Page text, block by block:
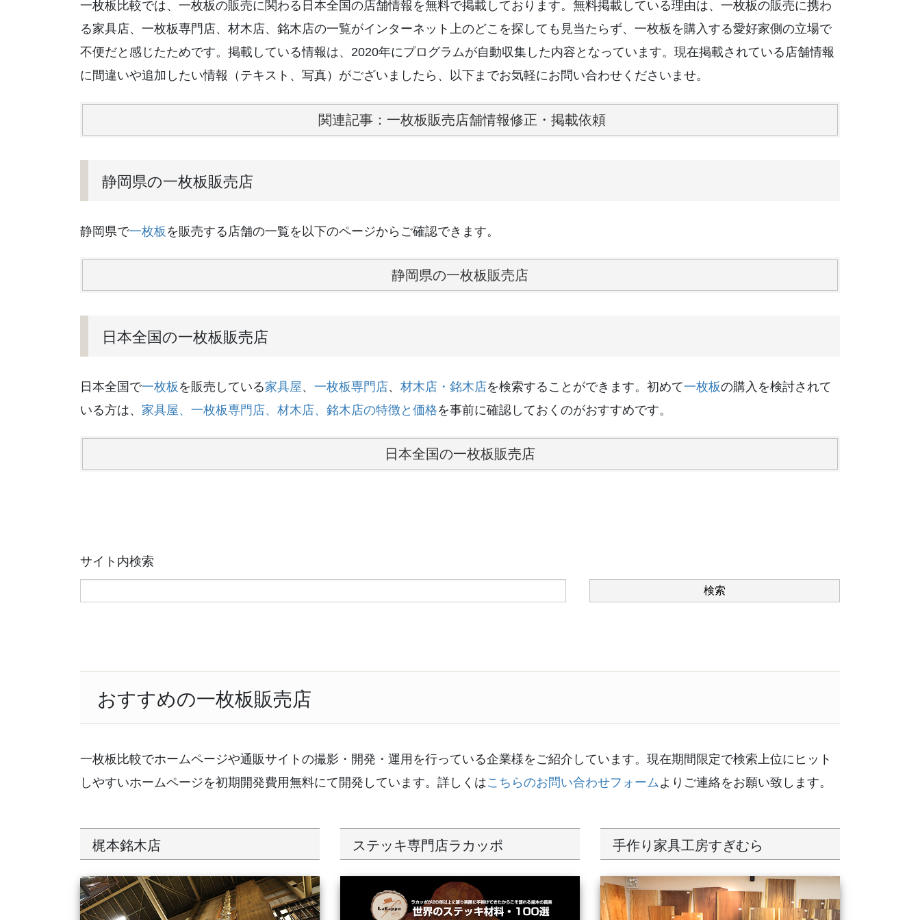
一枚板比較では、一枚板の販売に関わる日本全国の店舗情報を無料で掲載しております。無料掲載している理由は、一枚板の販売に携わ
る家具店、一枚板専門店、材木店、銘木店の一覧がインターネット上のどこを探しても見当たらず、一枚板を購入する愛好家側の立場で
不便だと感じたためです。掲載している情報は、2020年にプログラムが自動収集した内容となっています。現在掲載されている店舗情報
に間違いや追加したい情報（テキスト、写真）がございましたら、以下までお気軽にお問い合わせくださいませ。
関連記事：一枚板販売店舗情報修正・掲載依頼
静岡県の一枚板販売店
静岡県で一枚板 を販売する店舗の一覧を以下のページからご確認できます。
静岡県の一枚板販売店
日本全国の一枚板販売店
日本全国で一枚板 を販売している家具屋、 一枚板専門店、 材木店・銘木店を検索することができます。初めて一枚板の購入を検討されて
いる方は、 家具屋、一枚板専門店、材木店、銘木店の特徴と価格を事前に確認しておくのがおすすめです。
日本全国の一枚板販売店
サイト内検索
おすすめの一枚板販売店
一枚板比較でホームページや通販サイトの撮影・開発・運用を行っている企業様をご紹介しています。現在期間限定で検索上位にヒット
しやすいホームページを初期開発費用無料にて開発しています。詳しくはこちらのお問い合わせフォーム よりご連絡をお願い致します。
梶本銘木店 ステッキ専門店ラカッポ 手作り家具工房すぎむら